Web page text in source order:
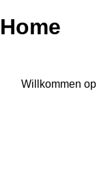
Home
Willkommen